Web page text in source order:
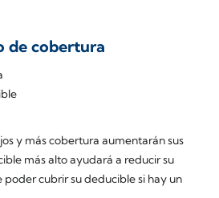
de cobertura
y más cobertura aumentarán sus
más alto ayudará a reducir su
poder cubrir su deducible si hay un